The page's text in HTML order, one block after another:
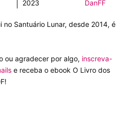
2023
DanFF
no Santuário Lunar, desde 2014, é
ou agradecer por algo, inscreva-
e receba o ebook O Livro dos